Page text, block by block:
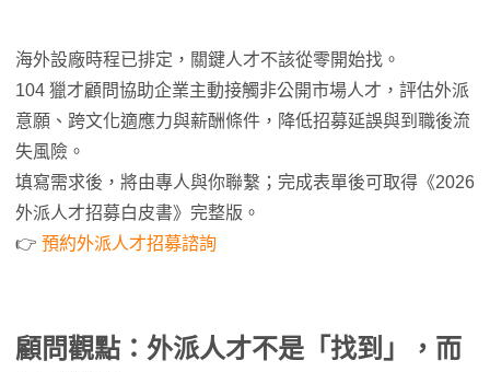
海外設廠時程已排定，關鍵人才不該從零開始找。
104 獵才顧問協助企業主動接觸非公開市場人才，評估外派
意願、跨文化適應力與薪酬條件，降低招募延誤與到職後流
失風險。
填寫需求後，將由專人與你聯繫；完成表單後可取得《2026
外派人才招募白皮書》完整版。
👉 預約外派人才招募諮詢
顧問觀點：外派人才不是「找到」，而